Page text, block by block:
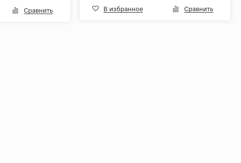
Сравнить В избранное Сравнить